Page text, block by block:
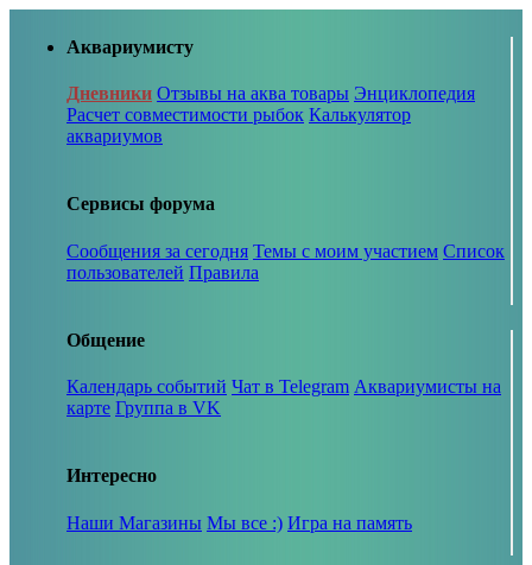
Аквариумисту
Дневники Отзывы на аква товары Энциклопедия
Расчет совместимости рыбок Калькулятор
аквариумов
Сервисы форума
Сообщения за сегодня Темы с моим участием Список
пользователей Правила
Общение
Календарь событий Чат в Telegram Аквариумисты на
карте Группа в VK
Интересно
Наши Магазины Мы все :) Игра на память